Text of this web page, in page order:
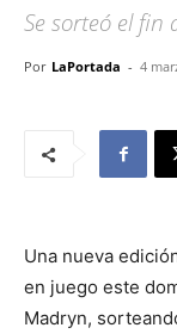
Se sorteó el fin
Por LaPortada - 4
Una nueva
en juego este
Madryn,